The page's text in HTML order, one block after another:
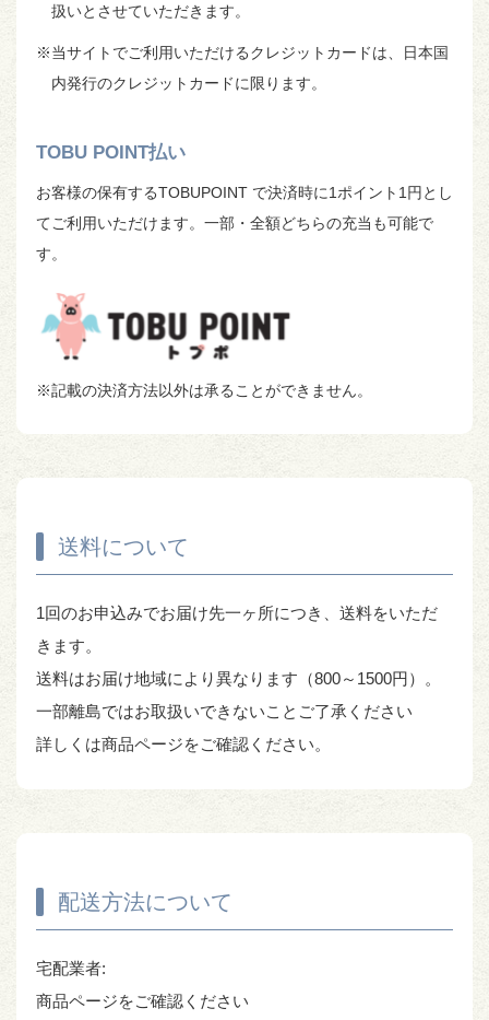
扱いとさせていただきます。
※当サイトでご利用いただけるクレジットカードは、日本国
内発行のクレジットカードに限ります。
TOBU POINT払い
お客様の保有するTOBUPOINT で決済時に1ポイント1円とし
てご利用いただけます。一部・全額どちらの充当も可能で
す。
※記載の決済方法以外は承ることができません。
送料について
1回のお申込みでお届け先一ヶ所につき、送料をいただ
きます。
送料はお届け地域により異なります（800～1500円）。
一部離島ではお取扱いできないことご了承ください
詳しくは商品ページをご確認ください。
配送方法について
宅配業者:
商品ページをご確認ください